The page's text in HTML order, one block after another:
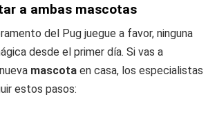
a ambas mascotas
del Pug juegue a favor, ninguna
desde el primer día. Si vas a
mascota en casa, los especialistas
estos pasos: